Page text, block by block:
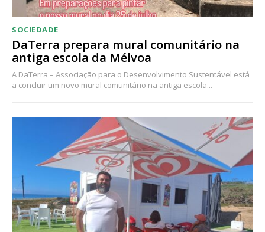
SOCIEDADE
DaTerra prepara mural comunitário na
antiga escola da Mélvoa
A DaTerra – Associação para o Desenvolvimento Sustentável está
a concluir um novo mural comunitário na antiga escola...